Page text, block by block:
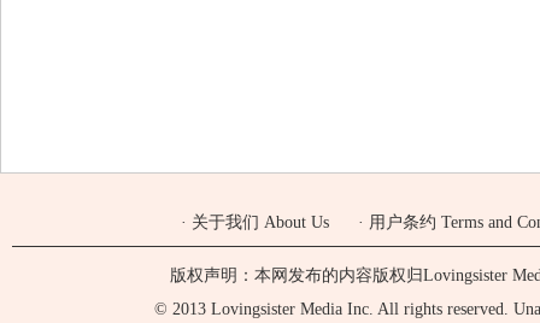
· 关于我们 About Us · 用户条约 Terms and
版权声明：本网发布的内容版权归Lovingsister
© 2013 Lovingsister Media Inc. All rights reserved.